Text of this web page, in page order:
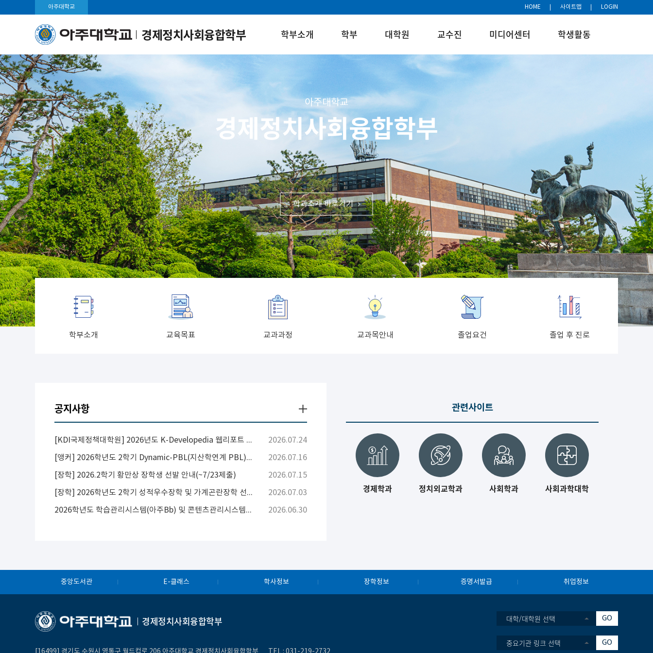
아주대학교 HOME 사이트맵 LOGIN
경제정치사회융합학부 학부소개 학부 대학원 교수진 미디어센터 학생활동
아주대학교
경제정치사회융합학부
학과소개 바로가기
학부소개 교육목표 교과과정 교과목안내 졸업요건 졸업 후 진로
공지사항
[KDI국제정책대학원] 2026년도 K-Developedia 웹리포트 공모 홍보
2026.07.24
[앵커] 2026학년도 2학기 Dynamic-PBL(지산학연계 PBL) 운영 지원사업 참여 학생 모집 안내
2026.07.16
[장학] 2026.2학기 황만상 장학생 선발 안내(~7/23제출)
2026.07.15
[장학] 2026학년도 2학기 성적우수장학 및 가계곤란장학 선발 안내
2026.07.03
2026학년도 학습관리시스템(아주Bb) 및 콘텐츠관리시스템(포트폴리오) 콘텐츠 삭제 안내
2026.06.30
관련사이트
경제학과 정치외교학과 사회학과 사회과학대학
중앙도서관 E-클래스 학사정보 장학정보 증명서발급 취업정보
대학/대학원 선택 GO
중요기관 링크 선택 GO
경제정치사회융합학부